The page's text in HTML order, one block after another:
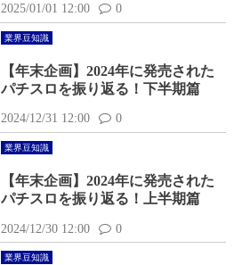
2025/01/01 12:00 0
業界豆知識
【年末企画】2024年に発売された
パチスロを振り返る！下半期篇
2024/12/31 12:00 0
業界豆知識
【年末企画】2024年に発売された
パチスロを振り返る！上半期篇
2024/12/30 12:00 0
業界豆知識